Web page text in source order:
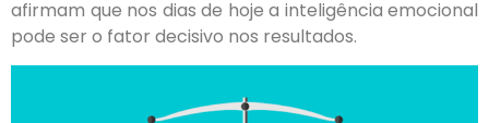
afirmam que nos dias de hoje a inteligência emocional
pode ser o fator decisivo nos resultados.